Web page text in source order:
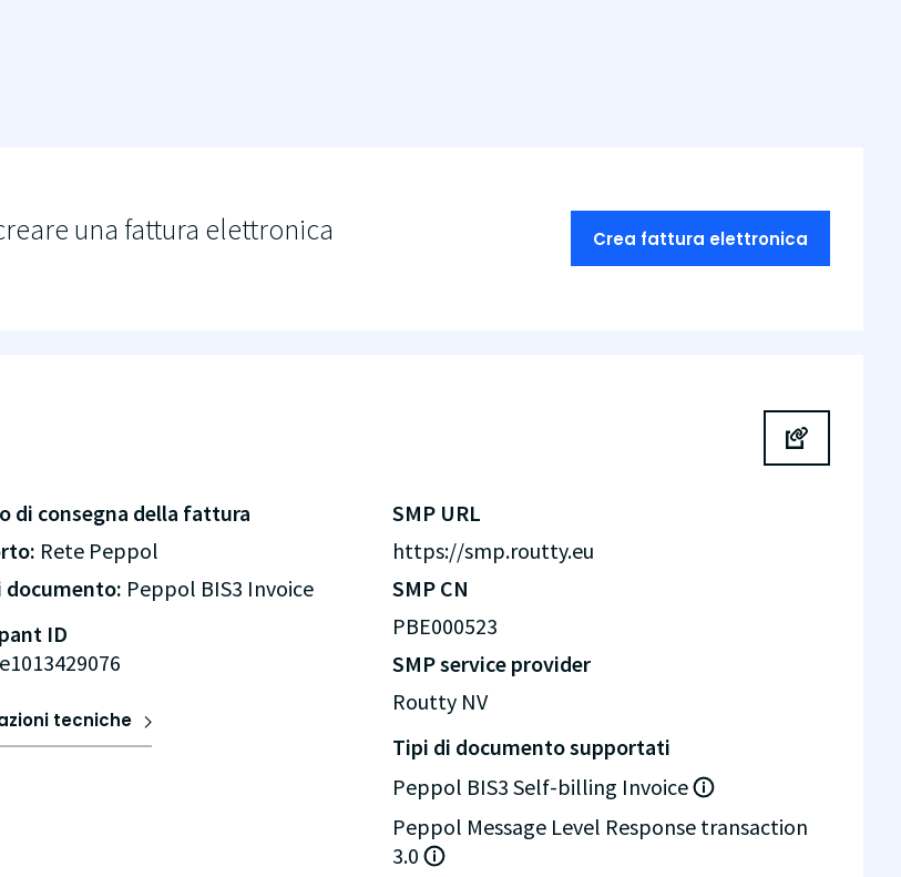
una fattura elettronica Crea fattura elettronica
di consegna della fattura
Rete Peppol
documento: Peppol BIS3 Invoice
ID
tecniche
SMP URL
https://smp.routty.eu
SMP CN
PBE000523
SMP service provider
Routty NV
Tipi di documento supportati
Peppol BIS3 Self-billing Invoice
Peppol Message Level Response transaction
3.0